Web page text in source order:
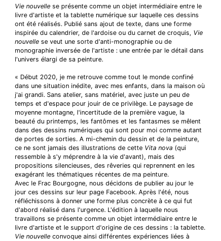
Vie nouvelle se présente comme un objet intermédiaire entre le
livre d'artiste et la tablette numérique sur laquelle ces dessins
ont été réalisés. Publié sans ajout de texte, dans une forme
inspirée du calendrier, de l'ardoise ou du carnet de croquis, Vie
nouvelle se veut une sorte d'anti-monographie ou de
monographie inversée de l'artiste : une entrée par le détail dans
l'univers élargi de sa peinture.
« Début 2020, je me retrouve comme tout le monde confiné
dans une situation inédite, avec mes enfants, dans la maison où
j'ai grandi. Sans atelier, sans matériel, avec juste un peu de
temps et d'espace pour jouir de ce privilège. Le paysage de
moyenne montagne, l'incertitude de la première vague, la
beauté du printemps, les fantômes et les fantasmes se mêlent
dans des dessins numériques qui sont pour moi comme autant
de portes de sorties. A mi-chemin du dessin et de la peinture,
ce ne sont jamais des illustrations de cette Vita nova (qui
ressemble à s'y méprendre à la vie d'avant), mais des
propositions silencieuses, des rêveries qui reprennent en les
exagérant les thématiques récentes de ma peinture.
Avec le Frac Bourgogne, nous décidons de publier au jour le
jour ces dessins sur leur page Facebook. Après l'été, nous
réfléchissons à donner une forme plus concrète à ce qui fut
d'abord réalisé dans l'urgence. L'édition à laquelle nous
travaillons se présente comme un objet intermédiaire entre le
livre d'artiste et le support d'origine de ces dessins : la tablette.
Vie nouvelle convoque ainsi différentes expériences liées à